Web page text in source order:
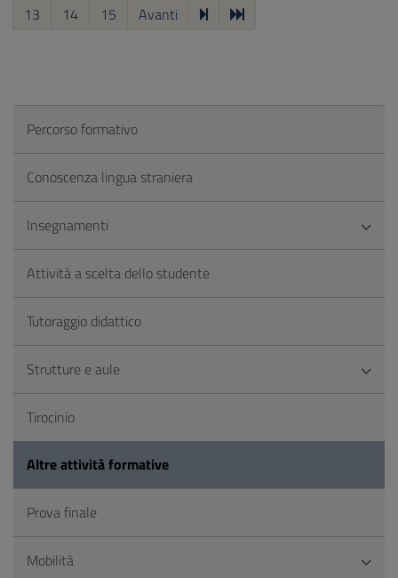
13
14 15 Avanti
Percorso formativo
Conoscenza lingua straniera
Insegnamenti
Attività a scelta dello studente
Tutoraggio didattico
Strutture e aule
Tirocinio
Altre attività formative
Prova finale
Mobilità